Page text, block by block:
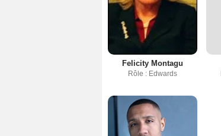
Felicity Montagu
Rôle : Edwards